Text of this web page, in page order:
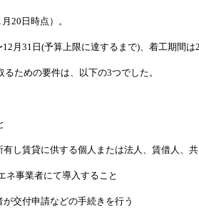
20日時点）。
月31日(予算上限に達するまで)、着工期間は
ための要件は、以下の3つでした。
し賃貸に供する個人または法人、賃借人、
ネ事業者にて導入すること
交付申請などの手続きを行う